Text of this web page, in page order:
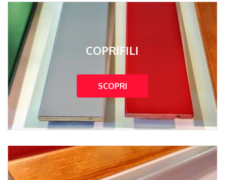
COPRIFILI
SCOPRI